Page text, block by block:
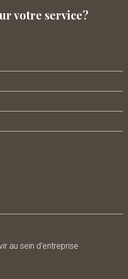
votre service?
au sein d'entreprise